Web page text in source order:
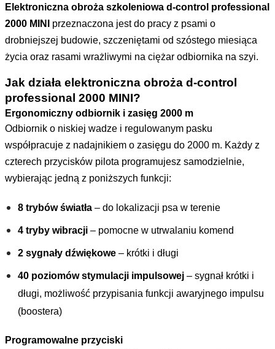
Elektroniczna obroża szkoleniowa d-control professional
2000 MINI
przeznaczona jest do pracy z psami o
drobniejszej budowie, szczeniętami od szóstego miesiąca
życia oraz rasami wrażliwymi na ciężar odbiornika na szyi.
Jak działa elektroniczna obroża d-control
professional 2000 MINI?
Ergonomiczny odbiornik i zasięg 2000 m
Odbiornik o niskiej wadze i regulowanym pasku
współpracuje z nadajnikiem o zasięgu do 2000 m. Każdy z
czterech przycisków pilota programujesz samodzielnie,
wybierając jedną z poniższych funkcji:
8 trybów światła– do lokalizacji psa w terenie
4 tryby wibracji– pomocne w utrwalaniu komend
2 sygnały dźwiękowe– krótki i długi
40 poziomów stymulacji impulsowej– sygnał krótki i
długi, możliwość przypisania funkcji awaryjnego impulsu
(boostera)
Programowalne przyciski